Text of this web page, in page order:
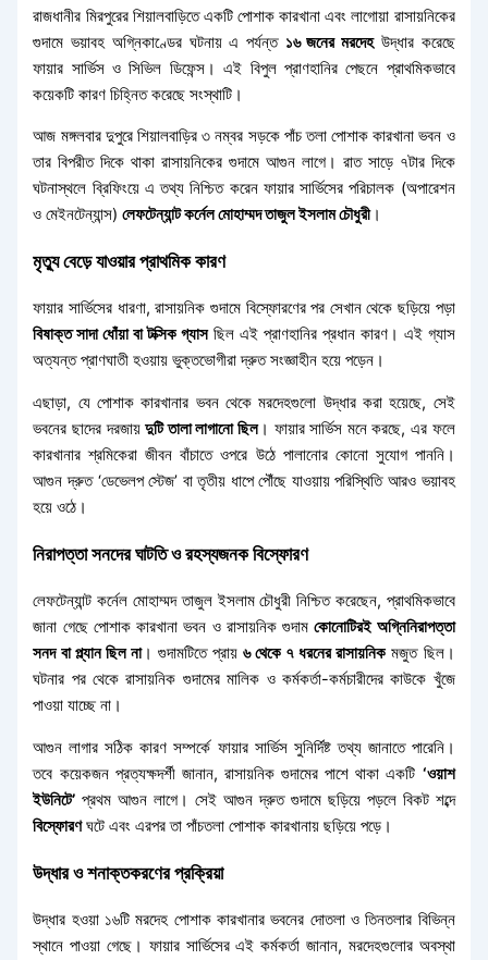
ইমেগ্রেশন
বিনোদন
ভ্রমণ টিপস এবং গাইড
তথ্য প্রযুক্তি
শিক্ষাঙ্গন
রাজধানীর মিরপুরের শিয়ালবাড়িতে একটি পোশাক কারখানা এবং লাগোয়া রাসায়নিকের
গুদামে ভয়াবহ অগ্নিকাণ্ডের ঘটনায় এ পর্যন্ত ১৬ জনের মরদেহউদ্ধার করেছে
ফায়ার সার্ভিস ও সিভিল ডিফেন্স। এই বিপুল প্রাণহানির পেছনে প্রাথমিকভাবে
কয়েকটি কারণ চিহ্নিত করেছে সংস্থাটি।
আজ মঙ্গলবার দুপুরে শিয়ালবাড়ির ৩ নম্বর সড়কে পাঁচ তলা পোশাক কারখানা ভবন ও
তার বিপরীত দিকে থাকা রাসায়নিকের গুদামে আগুন লাগে। রাত সাড়ে ৭টার দিকে
ঘটনাস্থলে ব্রিফিংয়ে এ তথ্য নিশ্চিত করেন ফায়ার সার্ভিসের পরিচালক (অপারেশন
ও মেইনটেন্যান্স)লেফটেন্যান্ট কর্নেল মোহাম্মদ তাজুল ইসলাম চৌধুরী।
মৃত্যু বেড়ে যাওয়ার প্রাথমিক কারণ
ফায়ার সার্ভিসের ধারণা, রাসায়নিক গুদামে বিস্ফোরণের পর সেখান থেকে ছড়িয়ে পড়া
বিষাক্ত সাদা ধোঁয়া বা টক্সিক গ্যাসছিল এই প্রাণহানির প্রধান কারণ। এই গ্যাস
অত্যন্ত প্রাণঘাতী হওয়ায় ভুক্তভোগীরা দ্রুত সংজ্ঞাহীন হয়ে পড়েন।
এছাড়া, যে পোশাক কারখানার ভবন থেকে মরদেহগুলো উদ্ধার করা হয়েছে, সেই
ভবনের ছাদের দরজায়দুটি তালা লাগানো ছিল। ফায়ার সার্ভিস মনে করছে, এর ফলে
কারখানার শ্রমিকেরা জীবন বাঁচাতে ওপরে উঠে পালানোর কোনো সুযোগ পাননি।
আগুন দ্রুত ‘ডেভেলপ স্টেজ’ বা তৃতীয় ধাপে পৌঁছে যাওয়ায় পরিস্থিতি আরও ভয়াবহ
হয়ে ওঠে।
নিরাপত্তা সনদের ঘাটতি ও রহস্যজনক বিস্ফোরণ
লেফটেন্যান্ট কর্নেল মোহাম্মদ তাজুল ইসলাম চৌধুরী নিশ্চিত করেছেন, প্রাথমিকভাবে
জানা গেছে পোশাক কারখানা ভবন ও রাসায়নিক গুদামকোনোটিরই অগ্নিনিরাপত্তা
সনদ বা প্ল্যান ছিল না। গুদামটিতে প্রায়৬ থেকে ৭ ধরনের রাসায়নিকমজুত ছিল।
ঘটনার পর থেকে রাসায়নিক গুদামের মালিক ও কর্মকর্তা-কর্মচারীদের কাউকে খুঁজে
পাওয়া যাচ্ছে না।
আগুন লাগার সঠিক কারণ সম্পর্কে ফায়ার সার্ভিস সুনির্দিষ্ট তথ্য জানাতে পারেনি।
তবে কয়েকজন প্রত্যক্ষদর্শী জানান, রাসায়নিক গুদামের পাশে থাকা একটি ‘ওয়াশ
ইউনিটে’ প্রথম আগুন লাগে। সেই আগুন দ্রুত গুদামে ছড়িয়ে পড়লে বিকট শব্দে
বিস্ফোরণঘটে এবং এরপর তা পাঁচতলা পোশাক কারখানায় ছড়িয়ে পড়ে।
উদ্ধার ও শনাক্তকরণের প্রক্রিয়া
উদ্ধার হওয়া ১৬টি মরদেহ পোশাক কারখানার ভবনের দোতলা ও তিনতলার বিভিন্ন
স্থানে পাওয়া গেছে। ফায়ার সার্ভিসের এই কর্মকর্তা জানান, মরদেহগুলোর অবস্থা